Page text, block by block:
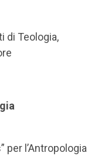
di Teologia,
per l’Antropologia